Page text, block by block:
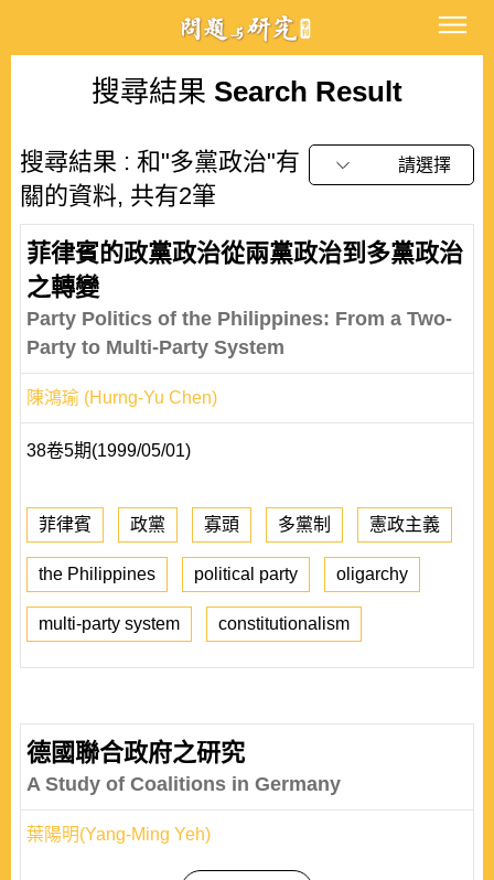
搜尋結果 Search Result
搜尋結果 : 和"多黨政治"有
關的資料, 共有2筆
請選擇
菲律賓的政黨政治從兩黨政治到多黨政治
之轉變
Party Politics of the Philippines: From a Two-
Party to Multi-Party System
陳鴻瑜 (Hurng-Yu Chen)
38卷5期(1999/05/01)
菲律賓 政黨 寡頭 多黨制 憲政主義
the Philippines political party oligarchy
multi-party system constitutionalism
德國聯合政府之研究
A Study of Coalitions in Germany
葉陽明(Yang-Ming Yeh)